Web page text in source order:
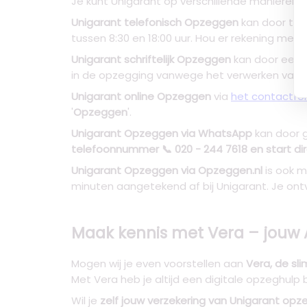
Unigarant telefonisch Opzeggen kan door te
tussen 8:30 en 18:00 uur. Hou er rekening
Unigarant schriftelijk Opzeggen kan door een
in de opzegging vanwege het verwerken van
Unigarant online Opzeggenvia het
'Opzeggen'.
Unigarant Opzeggen via WhatsApp kan door
telefoonnummer 📞 020 - 244 7618 en start
Unigarant Opzeggen via Opzeggen.nl is ook
minuten aangetekend af bij Unigarant. Je
Maak kennis met Vera –
Mogen wij je even voorstellen aan Vera, de
Met Vera heb je altijd een digitale
Wil je zelf jouw verzekering van Unigarant